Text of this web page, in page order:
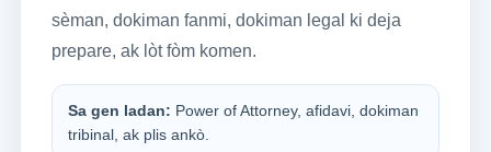
sèman, dokiman fanmi, dokiman legal ki deja
prepare, ak lòt fòm komen.
Sa gen ladan: Power of Attorney, afidavi, dokiman
tribinal, ak plis ankò.